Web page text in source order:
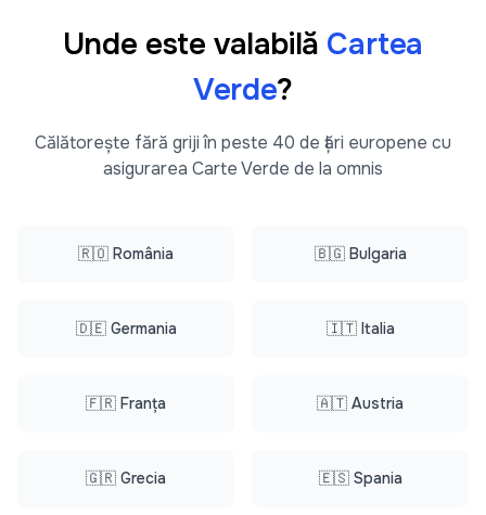
Unde este valabilă Cartea
Verde?
Călătorește fără griji în peste 40 de țări europene cu
asigurarea Carte Verde de la omnis
🇷🇴 România 🇧🇬 Bulgaria
🇩🇪 Germania 🇮🇹 Italia
🇫🇷 Franța 🇦🇹 Austria
🇬🇷 Grecia 🇪🇸 Spania